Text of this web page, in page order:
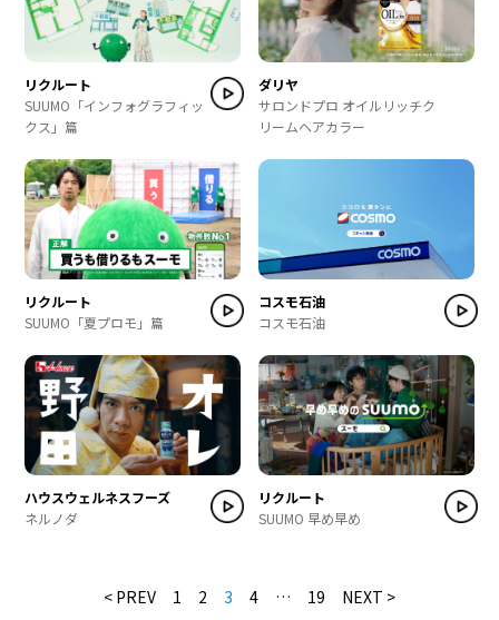
リクルート
SUUMO「インフォグラフィッ
クス」篇
ダリヤ
サロンドプロ オイルリッチク
リームヘアカラー
リクルート
SUUMO「夏プロモ」篇
コスモ石油
コスモ石油
ハウスウェルネスフーズ
ネルノダ
リクルート
SUUMO 早め早め
< PREV 1 2 3 4 … 19 NEXT >